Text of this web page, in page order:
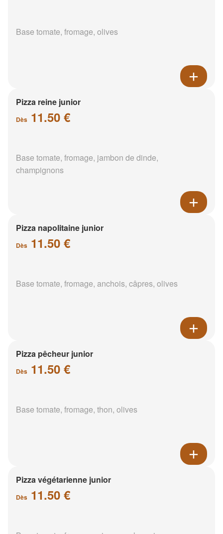
Base tomate, fromage, olives
Pizza reine junior
Dès 11.50 €
Base tomate, fromage, jambon de dinde,
champignons
Pizza napolitaine junior
Dès 11.50 €
Base tomate, fromage, anchois, câpres, olives
Pizza pêcheur junior
Dès 11.50 €
Base tomate, fromage, thon, olives
Pizza végétarienne junior
Dès 11.50 €